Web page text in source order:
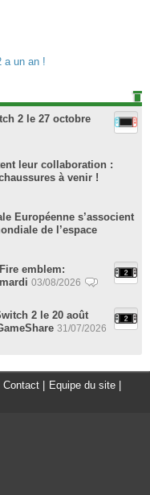
a un an !
2 le 27 octobre
leur collaboration :
à venir !
Européenne s’associent
de l’espace
emblem:
03/08/2026
2 le 20 août
31/07/2026
Contact | Equipe du site |